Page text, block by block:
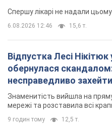
Спершу лікарі не надали
6.08.2026 12:46 15,6 т.
Відпустка Лесі
обернулася
несправедливо
Знаменитість вийшла на
мережі та розставила всі
9 годин тому 12,5 т.